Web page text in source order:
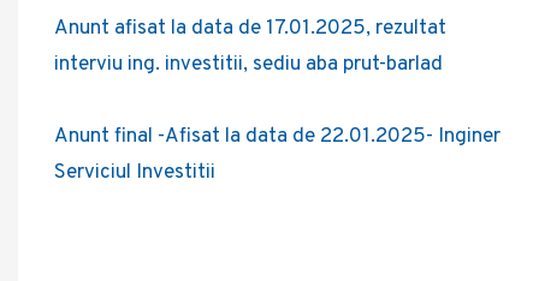
Anunt afisat la data de 17.01.2025, rezultat
interviu ing. investitii, sediu aba prut-barlad
Anunt final -Afisat la data de 22.01.2025- Inginer
Serviciul Investitii